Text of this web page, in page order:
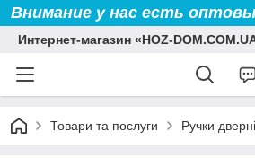
Внимание у нас есть
Интернет-магазин «HOZ-
Товари та послуги Ручки